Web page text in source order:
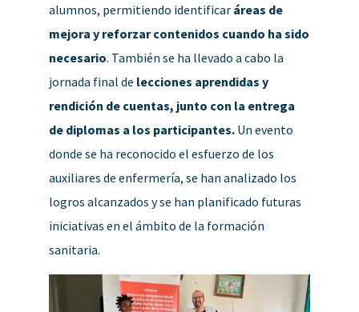
alumnos, permitiendo identificar áreas de
mejora y reforzar contenidos cuando ha sido
necesario. También se ha llevado a cabo la
jornada final de lecciones aprendidas y
rendición de cuentas, junto con la entrega
de diplomas a los participantes.Un evento
donde se ha reconocido el esfuerzo de los
auxiliares de enfermería, se han analizado los
logros alcanzados y se han planificado futuras
iniciativas en el ámbito de la formación
sanitaria.